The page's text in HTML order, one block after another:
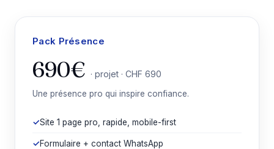
Pack Présence
690€ · projet · CHF 690
Une présence pro qui inspire confiance.
Site 1 page pro, rapide, mobile-first
Formulaire + contact WhatsApp